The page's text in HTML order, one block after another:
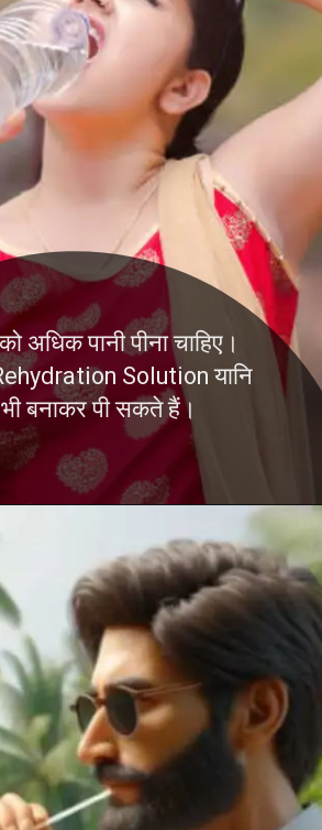
अधिक पानी पीना चाहिए।
Solution यानि
बनाकर पी सकते हैं।